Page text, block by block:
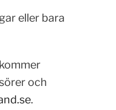
eller bara
och
.